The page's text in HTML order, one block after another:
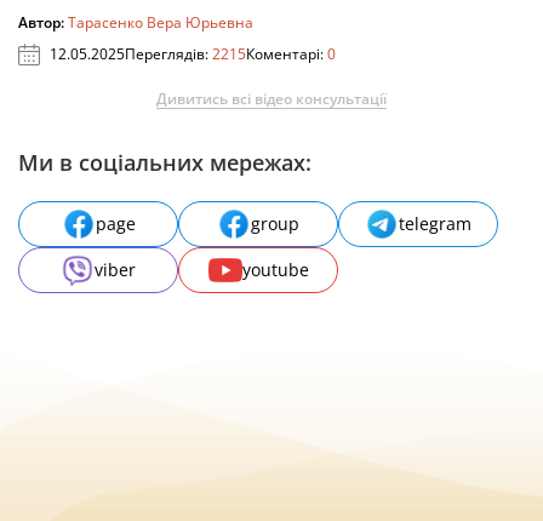
Автор:Тарасенко Вера Юрьевна
12.05.2025Переглядів:2215Коментарі:0
Дивитись всі відео консультації
Ми в соціальних мережах:
page group
telegram
viber
youtube